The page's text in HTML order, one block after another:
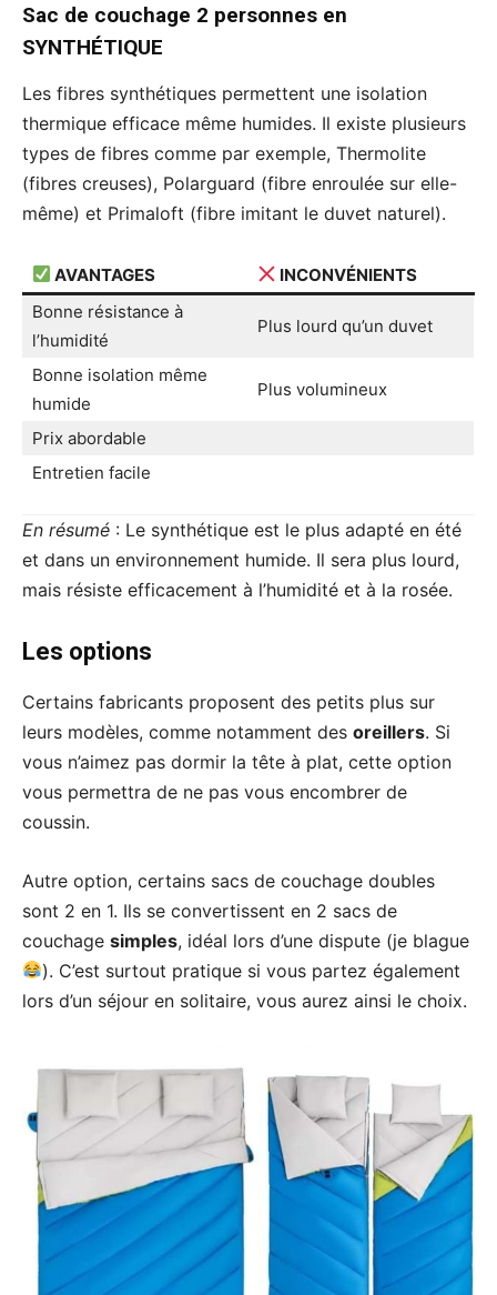
Sac de couchage 2 personnes en
SYNTHÉTIQUE
Les fibres synthétiques permettent une isolation
thermique efficace même humides. Il existe plusieurs
types de fibres comme par exemple, Thermolite
(fibres creuses), Polarguard (fibre enroulée sur elle-
même) et Primaloft (fibre imitant le duvet naturel).
AVANTAGES
INCONVÉNIENTS
Bonne résistance à
l’humidité
Plus lourd qu’un duvet
Bonne isolation même
humide
Plus volumineux
Prix abordable
Entretien facile
En résumé : Le synthétique est le plus adapté en été
et dans un environnement humide. Il sera plus lourd,
mais résiste efficacement à l’humidité et à la rosée.
Les options
Certains fabricants proposent des petits plus sur
leurs modèles, comme notamment des oreillers. Si
vous n’aimez pas dormir la tête à plat, cette option
vous permettra de ne pas vous encombrer de
coussin.
Autre option, certains sacs de couchage doubles
sont 2 en 1. Ils se convertissent en 2 sacs de
couchage simples, idéal lors d’une dispute (je blague
). C’est surtout pratique si vous partez également
lors d’un séjour en solitaire, vous aurez ainsi le choix.